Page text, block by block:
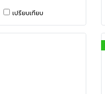
เปรียบเทียบ